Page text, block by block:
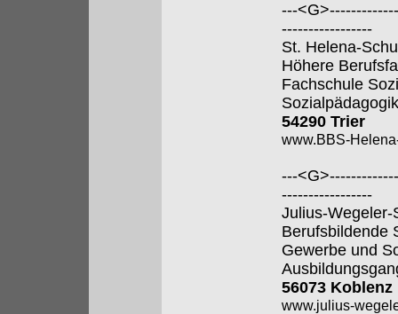
---
-----------------
St. Helena-
Höhere
Fachschule
54290 Trier
www.BBS-
---
-----------------
Julius-Wegeler-
Berufsbildende
Gewerbe und
56073 Koblenz
www.julius-